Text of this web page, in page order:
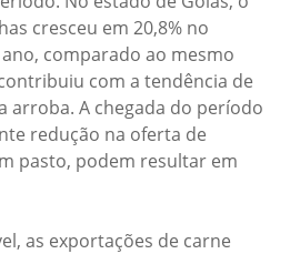
cresceu em 20,8% no
comparado ao mesmo
com a tendência de
arroba. A chegada do período
redução na oferta de
pasto, podem resultar em
as exportações de carne